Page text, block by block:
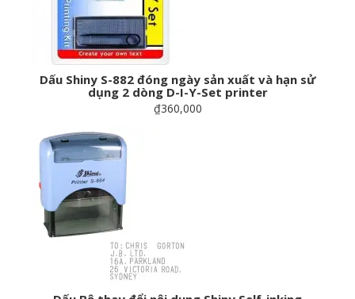
Dấu Shiny S-882 đóng ngày sản xuất và hạn sử
dụng 2 dòng D-I-Y-Set printer
₫360,000